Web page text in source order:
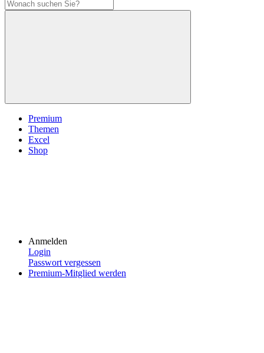
Premium
Themen
Excel
Shop
Anmelden
Login
Passwort vergessen
Premium-Mitglied werden